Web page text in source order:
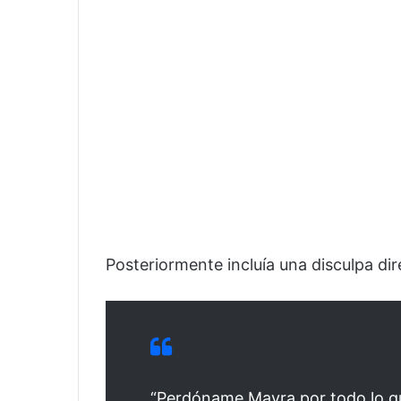
Posteriormente incluía una disculpa